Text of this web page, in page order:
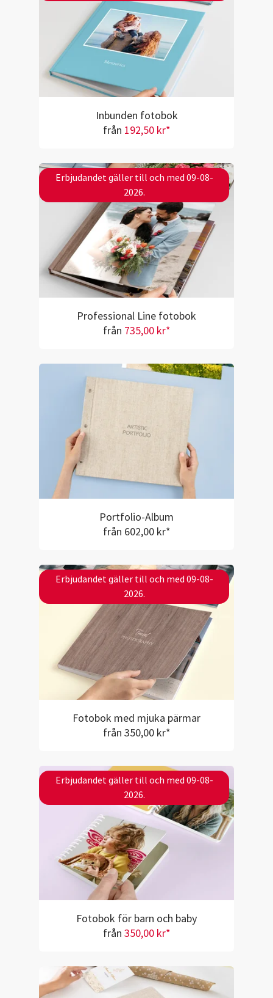
Inbunden fotobok
från 192,50 kr*
Erbjudandet gäller till och med 09-08-
2026.
Professional Line fotobok
från 735,00 kr*
Portfolio-Album
från 602,00 kr*
Erbjudandet gäller till och med 09-08-
2026.
Fotobok med mjuka pärmar
från 350,00 kr*
Erbjudandet gäller till och med 09-08-
2026.
Fotobok för barn och baby
från 350,00 kr*